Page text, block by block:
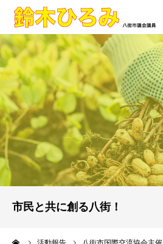
市民と共に創る八街！
ホーム
活動報告
プロフィール